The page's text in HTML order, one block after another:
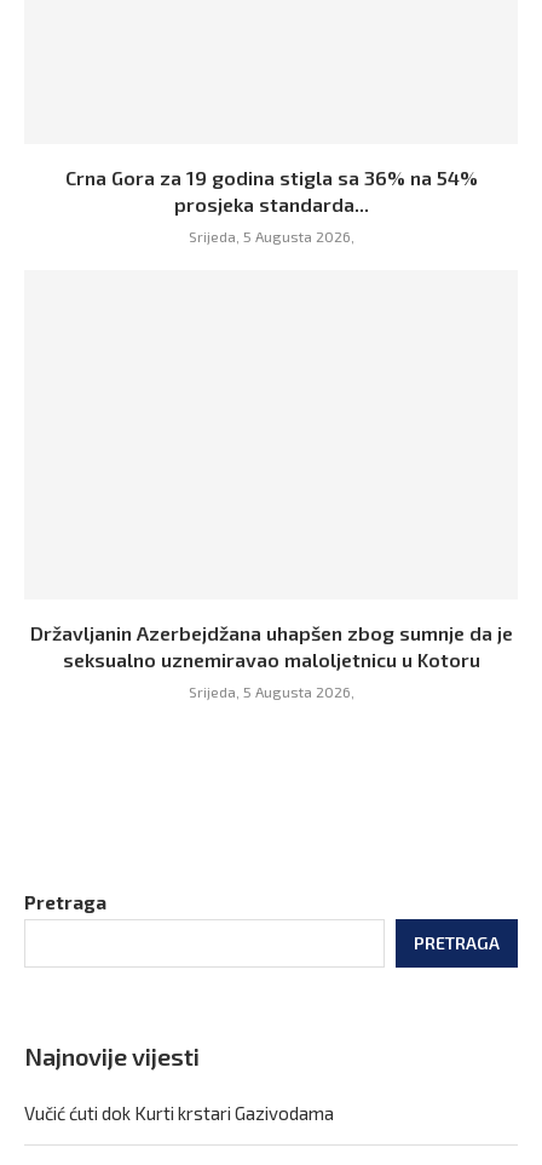
Crna Gora za 19 godina stigla sa 36% na 54%
prosjeka standarda...
Srijeda, 5 Augusta 2026,
Državljanin Azerbejdžana uhapšen zbog sumnje da je
seksualno uznemiravao maloljetnicu u Kotoru
Srijeda, 5 Augusta 2026,
Pretraga
PRETRAGA
Najnovije vijesti
Vučić ćuti dok Kurti krstari Gazivodama